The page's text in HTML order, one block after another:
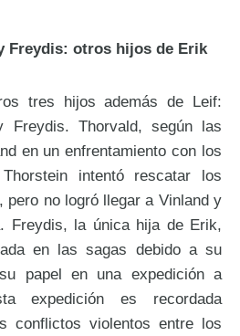
Freydis: otros hijos de Erik
tres hijos además de Leif:
Freydis. Thorvald, según las
en un enfrentamiento con los
intentó rescatar los
pero no logró llegar a Vinland y
Freydis, la única hija de Erik,
en las sagas debido a su
papel en una expedición a
expedición es recordada
conflictos violentos entre los